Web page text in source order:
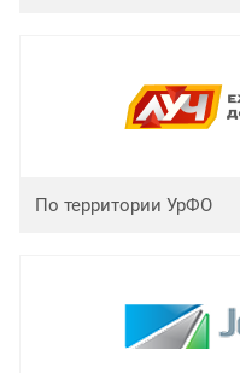
По территории УрФО